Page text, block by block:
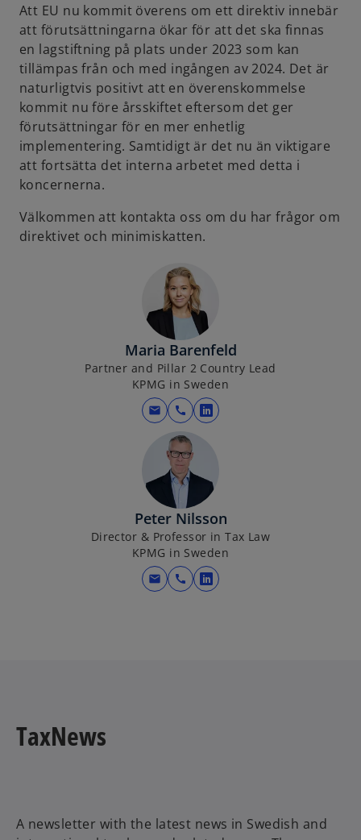
b
Att EU nu kommit överens om ett direktiv innebär
att förutsättningarna ökar för att det ska finnas
en lagstiftning på plats under 2023 som kan
tillämpas från och med ingången av 2024. Det är
naturligtvis positivt att en överenskommelse
kommit nu före årsskiftet eftersom det ger
förutsättningar för en mer enhetlig
implementering. Samtidigt är det nu än viktigare
att fortsätta det interna arbetet med detta i
koncernerna.
Välkommen att kontakta oss om du har frågor om
direktivet och minimiskatten.
Maria Barenfeld
Partner and Pillar 2 Country Lead
KPMG in Sweden
mail call
o
n
s
i
n
a
n
e
Peter Nilsson
Director & Professor in Tax Law
KPMG in Sweden
mail call
o
a
TaxNews
A newsletter with the latest news in Swedish and